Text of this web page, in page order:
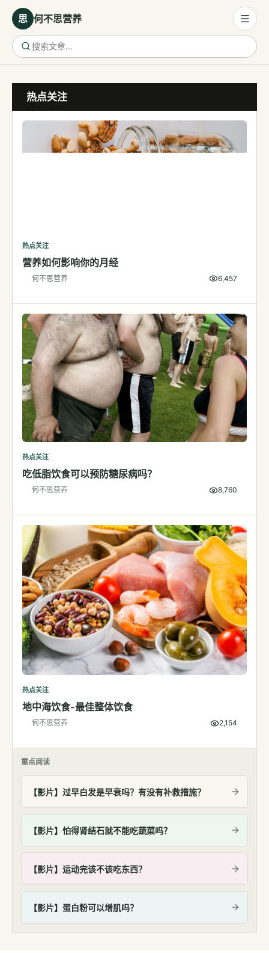
思 何不思营养
营养与饮食
保健食品
运动
睡眠
指标解读
体检与复查
医学百科
视频
视频博客
营养科普视频
热点关注
热点关注
营养如何影响你的月经
何不思营养 6,457
热点关注
吃低脂饮食可以预防糖尿病吗？
何不思营养 8,760
热点关注
地中海饮食-最佳整体饮食
何不思营养 2,154
重点阅读
【影片】过早白发是早衰吗？有没有补救措施？
【影片】怕得肾结石就不能吃蔬菜吗？
【影片】运动完该不该吃东西？
【影片】蛋白粉可以增肌吗？